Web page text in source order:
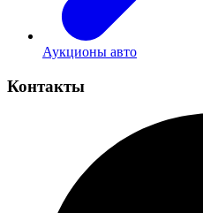
Аукционы авто
Контакты